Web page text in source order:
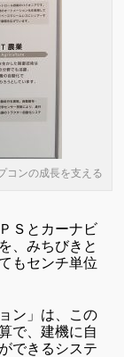
コンの成長を支える
Ｓとカーナビ
、みちびきと
もセンチ単位
ン」は、この
で、建機に自
できるシステ